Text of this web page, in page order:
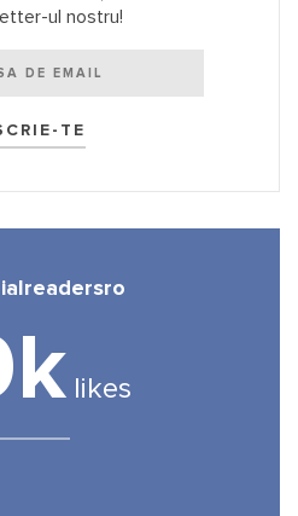
ul nostru!
likes